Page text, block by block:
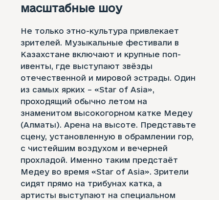
масштабные шоу
Не только этно-культура привлекает
зрителей. Музыкальные фестивали в
Казахстане включают и крупные поп-
ивенты, где выступают звёзды
отечественной и мировой эстрады. Один
из самых ярких – «Star of Asia»,
проходящий обычно летом на
знаменитом высокогорном катке Медеу
(Алматы). Арена на высоте. Представьте
сцену, установленную в обрамлении гор,
с чистейшим воздухом и вечерней
прохладой. Именно таким предстаёт
Медеу во время «Star of Asia». Зрители
сидят прямо на трибунах катка, а
артисты выступают на специальном